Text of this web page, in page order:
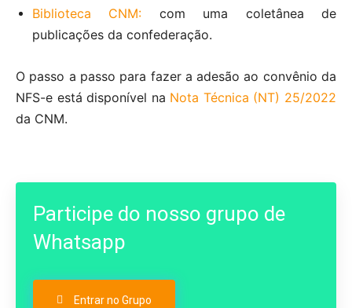
Biblioteca CNM: com uma coletânea de
publicações da confederação.
O passo a passo para fazer a adesão ao convênio da
NFS-e está disponível na Nota Técnica (NT) 25/2022
da CNM.
Participe do nosso grupo de
Whatsapp
Entrar no Grupo